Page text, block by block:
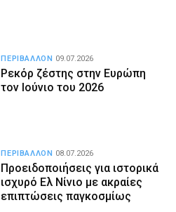
Ρεκόρ ζέστης στην Ευρώπη
τον Ιούνιο του 2026
ΠΕΡΙΒΑΛΛΟΝ 09.07.2026
Προειδοποιήσεις για ιστορικά
ισχυρό Ελ Νίνιο με ακραίες
επιπτώσεις παγκοσμίως
ΠΕΡΙΒΑΛΛΟΝ 08.07.2026